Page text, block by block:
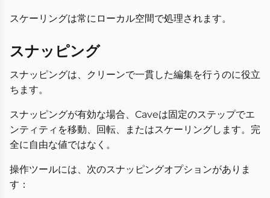
スケーリングは常にローカル空間で処理されます。
スナッピング
スナッピングは、クリーンで一貫した編集を行うのに役立
ちます。
スナッピングが有効な場合、Caveは固定のステップでエ
ンティティを移動、回転、またはスケーリングします。完
全に自由な値ではなく。
操作ツールには、次のスナッピングオプションがありま
す：